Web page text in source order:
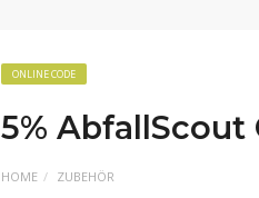
ONLINE CODE
5%
HOME ZUBEHÖR